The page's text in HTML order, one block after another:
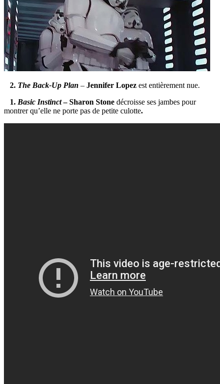
2. The Back-Up Plan – Jennifer Lopez est entièrement nue.
1. Basic Instinct– Sharon Stone décroisse ses jambes pour
montrer qu’elle ne porte pas de petite culotte.